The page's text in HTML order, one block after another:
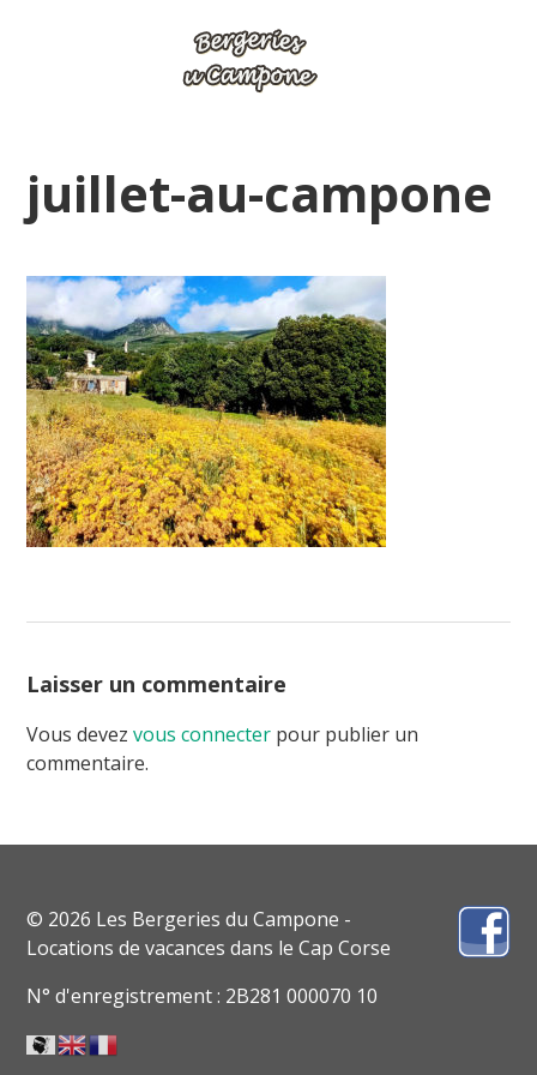
juillet-au-campone
Laisser un commentaire
Vous devezvous connecter pour publier un
commentaire.
© 2026 Les Bergeries du Campone -
Locations de vacances dans le Cap Corse
N° d'enregistrement : 2B281 000070 10